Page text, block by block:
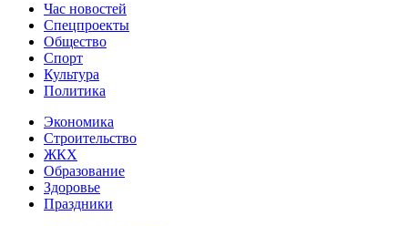
Час новостей
Спецпроекты
Общество
Спорт
Культура
Политика
Экономика
Строительство
ЖКХ
Образование
Здоровье
Праздники